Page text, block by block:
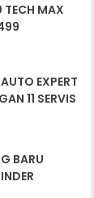
MAX
EXPERT
11 SERVIS
BARU